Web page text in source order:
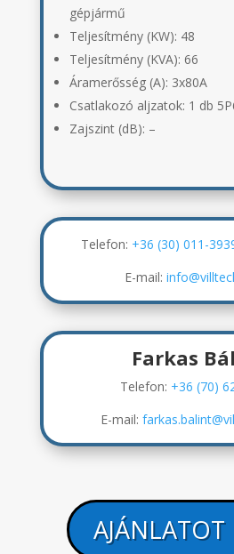
gépjármű
Teljesítmény (KW): 48
Teljesítmény (KVA): 66
Áramerősség (A): 3x80A
Csatlakozó aljzatok: 1 db
Zajszint (dB): –
Telefon: +36 (30) 011-
E-mail:
Farkas
Telefon: +36 (70)
E-mail:
AJÁNLATOT